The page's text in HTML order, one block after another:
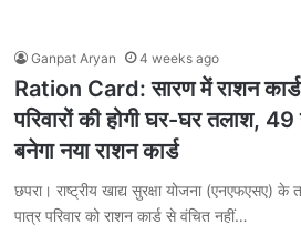
Ganpat Aryan 4 weeks ago
Ration Card: सारण में राशन
परिवारों की होगी घर-घर तलाश,
बनेगा नया राशन कार्ड
छपरा। राष्ट्रीय खाद्य सुरक्षा योजना (एनएफएसए)
पात्र परिवार को राशन कार्ड से वंचित नहीं…